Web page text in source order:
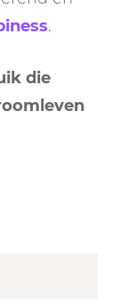
.
die